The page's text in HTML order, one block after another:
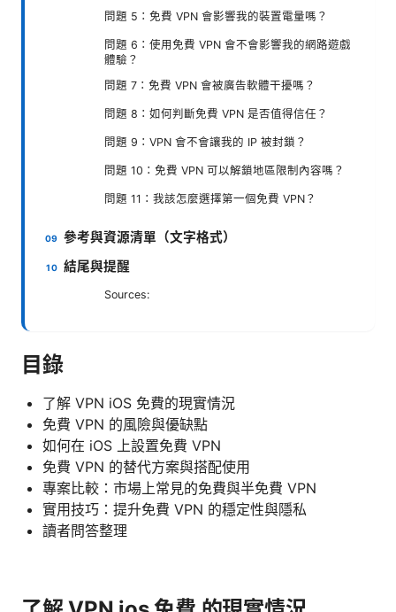
問題 5：免費 VPN 會影響我的裝置電量嗎？
問題 6：使用免費 VPN 會不會影響我的網路遊戲
體驗？
問題 7：免費 VPN 會被廣告軟體干擾嗎？
問題 8：如何判斷免費 VPN 是否值得信任？
問題 9：VPN 會不會讓我的 IP 被封鎖？
問題 10：免費 VPN 可以解鎖地區限制內容嗎？
問題 11：我該怎麼選擇第一個免費 VPN？
參考與資源清單（文字格式）
結尾與提醒
Sources:
目錄
了解 VPN iOS 免費的現實情況
免費 VPN 的風險與優缺點
如何在 iOS 上設置免費 VPN
免費 VPN 的替代方案與搭配使用
專案比較：市場上常見的免費與半免費 VPN
實用技巧：提升免費 VPN 的穩定性與隱私
讀者問答整理